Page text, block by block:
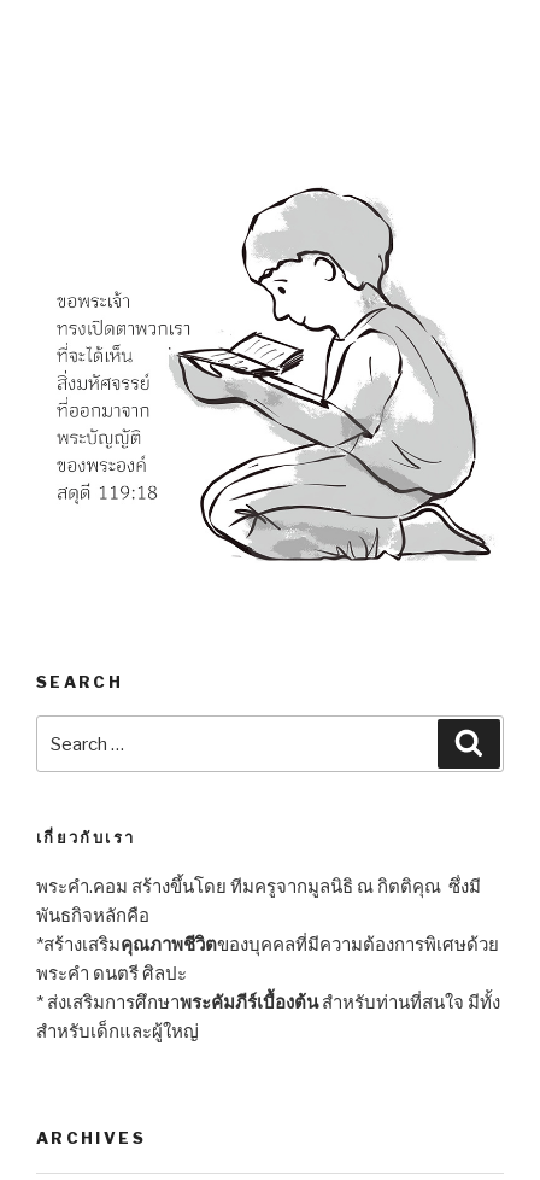
SEARCH
for:
เกี่ยวกับเรา
พระคำ.คอม สร้างขึ้นโดย ทีมครูจากมูลนิธิ ณ กิตติคุณ ซึ่งมี
พันธกิจหลักคือ
*สร้างเสริมคุณภาพชีวิตของบุคคลที่มีความต้องการพิเศษด้วย
พระคำ ดนตรี ศิลปะ
* ส่งเสริมการศึกษาพระคัมภีร์เบื้องต้นสำหรับท่านที่สนใจ มีทั้ง
สำหรับเด็กและผู้ใหญ่
ARCHIVES